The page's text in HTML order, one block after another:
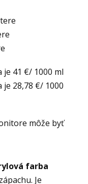
je 41 €/ 1000 ml
je 28,78 €/ 1000
môže byť
farba
Je